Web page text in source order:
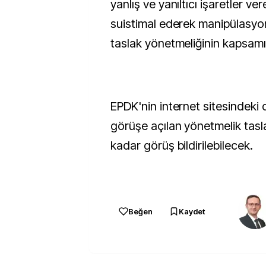
yanlış ve yanıltıcı işaretler
suistimal ederek
taslak yönetmeliğinin
EPDK'nin internet sitesindeki
görüşe açılan yönetmelik
kadar görüş bildirilebilecek.
Beğen Kaydet